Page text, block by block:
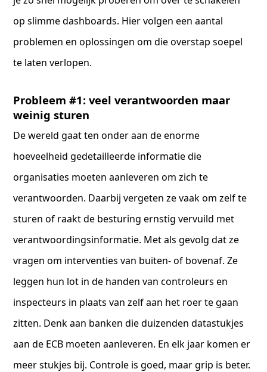
op slimme dashboards. Hier volgen een aantal
problemen en oplossingen om die overstap soepel
te laten verlopen.
Probleem #1: veel verantwoorden maar
weinig sturen
De wereld gaat ten onder aan de enorme
hoeveelheid gedetailleerde informatie die
organisaties moeten aanleveren om zich te
verantwoorden. Daarbij vergeten ze vaak om zelf te
sturen of raakt de besturing ernstig vervuild met
verantwoordingsinformatie. Met als gevolg dat ze
vragen om interventies van buiten- of bovenaf. Ze
leggen hun lot in de handen van controleurs en
inspecteurs in plaats van zelf aan het roer te gaan
zitten. Denk aan banken die duizenden datastukjes
aan de ECB moeten aanleveren. En elk jaar komen er
meer stukjes bij. Controle is goed, maar grip is beter.